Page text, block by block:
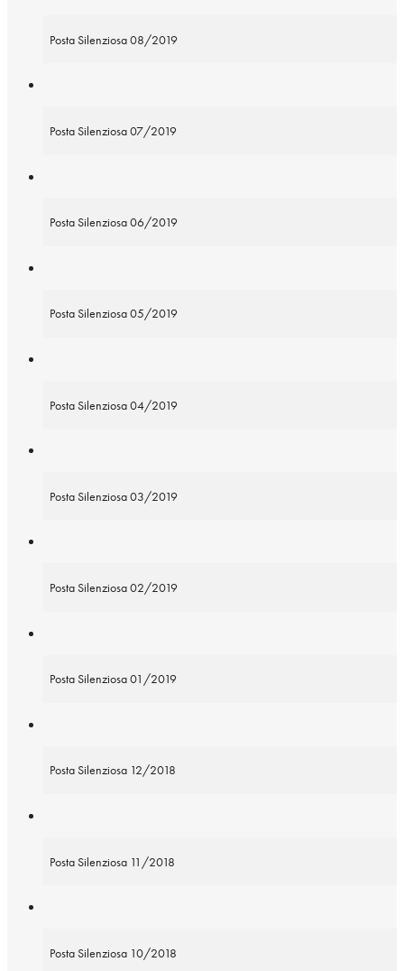
Posta Silenziosa 08/2019
Posta Silenziosa 07/2019
Posta Silenziosa 06/2019
Posta Silenziosa 05/2019
Posta Silenziosa 04/2019
Posta Silenziosa 03/2019
Posta Silenziosa 02/2019
Posta Silenziosa 01/2019
Posta Silenziosa 12/2018
Posta Silenziosa 11/2018
Posta Silenziosa 10/2018